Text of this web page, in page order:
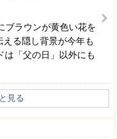
ブラウンが黄色い花を
る隠し背景が今年も
は「父の日」以外にも
見る